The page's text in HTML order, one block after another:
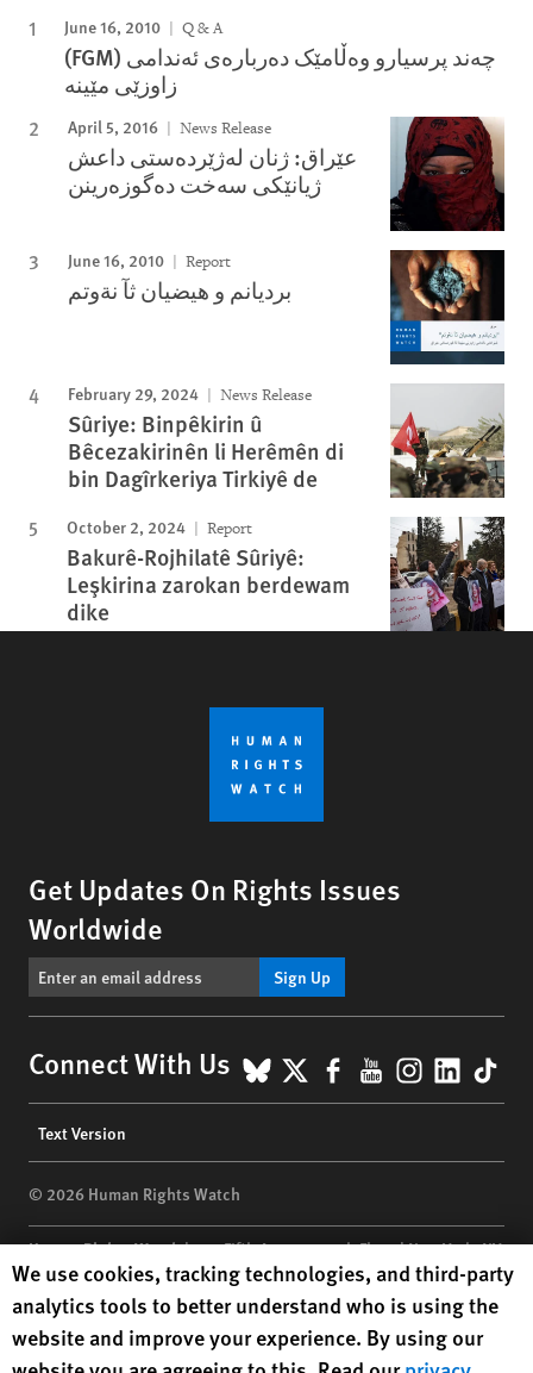
June 16, 2010 Q & A
(FGM) چه‌ند پرسیارو وه‌ڵامێک ده‌رباره‌ی ئه‌ندامی
April 5, 2016 News Release
عێراق: ژنان له‌ژێرده‌ستی داعش
ژیانێکی سه‌خت ده‌گوزه‌رینن
June 16, 2010 Report
برديانم و هيضيان ثآ نةوتم
February 29, 2024 News Release
Sûriye: Binpêkirin û
Bêcezakirinên li Herêmên di
bin Dagîrkeriya Tirkiyê de
October 2, 2024 Report
Bakurê-Rojhilatê Sûriyê:
Leşkirina zarokan berdewam
dike
Get Updates On Rights Issues
Worldwide
Sign Up
Connect With Us BlueSky
X Facebook
YouTube
menu
Text Version
© 2026 Human Rights Watch
Human Rights Watch| 350 Fifth Avenue, 34th Floor | New York,NY
10118-3299USA|t 1.212.290.4700
Human Rights Watchis a 501(C)(3) nonprofit registered in the US
under EIN: 13-2875808
Human Rights Watch cookie preferences
We use cookies, tracking technologies, and third-party
analytics tools to better understand who is using the
website and improve your experience. By using our